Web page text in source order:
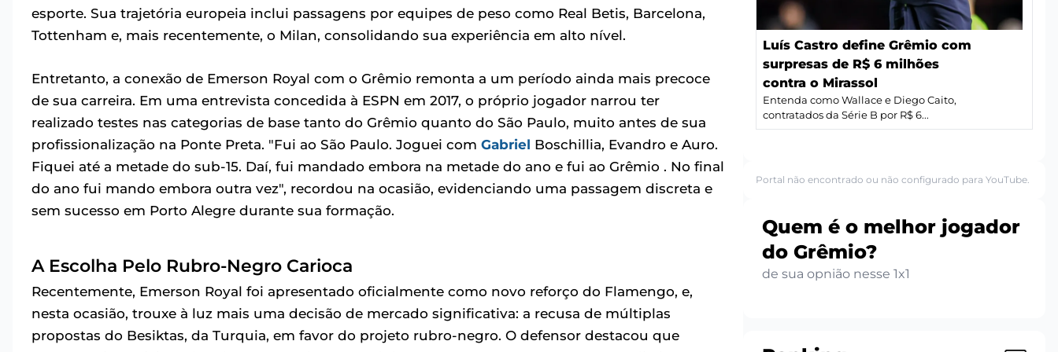
esporte. Sua trajetória europeia inclui passagens por equipes de peso como Real Betis, Barcelona,
Tottenham e, mais recentemente, o Milan, consolidando sua experiência em alto nível.
Entretanto, a conexão de Emerson Royal com o Grêmio remonta a um período ainda mais precoce
de sua carreira. Em uma entrevista concedida à ESPN em 2017, o próprio jogador narrou ter
realizado testes nas categorias de base tanto do Grêmio quanto do São Paulo, muito antes de sua
profissionalização na Ponte Preta. "Fui ao São Paulo. Joguei com Gabriel Boschillia, Evandro e Auro.
Fiquei até a metade do sub-15. Daí, fui mandado embora na metade do ano e fui ao Grêmio . No final
do ano fui mando embora outra vez", recordou na ocasião, evidenciando uma passagem discreta e
sem sucesso em Porto Alegre durante sua formação.
A Escolha Pelo Rubro-Negro Carioca
Recentemente, Emerson Royal foi apresentado oficialmente como novo reforço do Flamengo, e,
nesta ocasião, trouxe à luz mais uma decisão de mercado significativa: a recusa de múltiplas
propostas do Besiktas, da Turquia, em favor do projeto rubro-negro. O defensor destacou que
Luís Castro define Grêmio com
surpresas de R$ 6 milhões
contra o Mirassol
Entenda como Wallace e Diego Caito,
contratados da Série B por R$ 6...
Portal não encontrado ou não configurado para YouTube.
Quem é o melhor jogador
do Grêmio?
de sua opnião nesse 1x1